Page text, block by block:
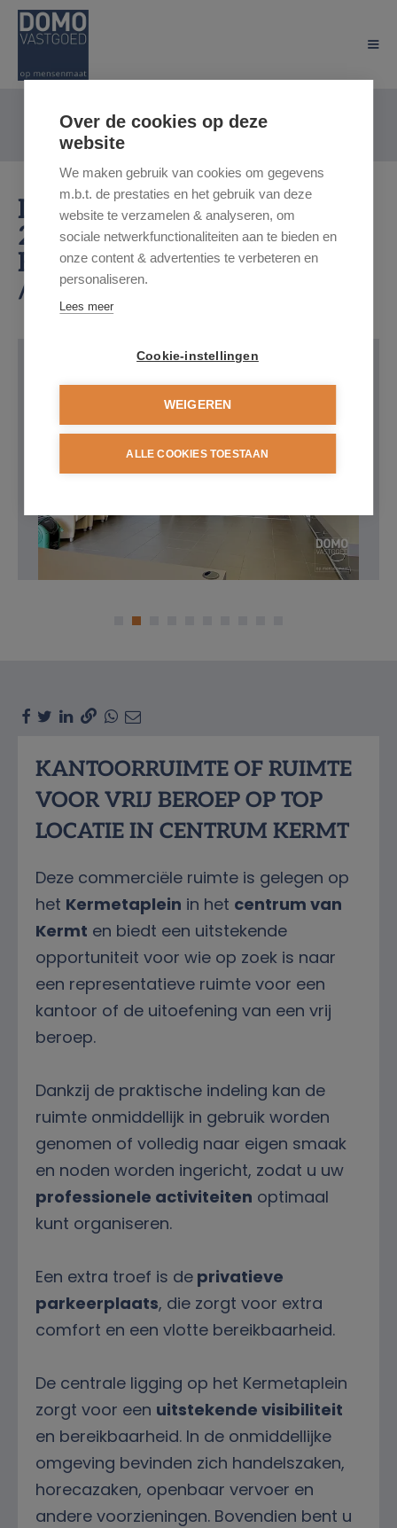
Diestersteenweg 206 /
20, 3510 Hasselt
Huurprijs: € 1.500
/maand
Omschrijving
KANTOORRUIMTE OF RUIMTE
VOOR VRIJ BEROEP OP TOP
LOCATIE IN CENTRUM KERMT
Deze commerciële ruimte is gelegen op
het Kermetaplein in het centrum van
Kermt en biedt een uitstekende
opportuniteit voor wie op zoek is naar
een representatieve ruimte voor een
kantoor of de uitoefening van een vrij
beroep.
Dankzij de praktische indeling kan de
ruimte onmiddellijk in gebruik worden
genomen of volledig naar eigen smaak
en noden worden ingericht, zodat u uw
professionele activiteiten optimaal
kunt organiseren.
Een extra troef is de privatieve
parkeerplaats, die zorgt voor extra
comfort en een vlotte bereikbaarheid.
De centrale ligging op het Kermetaplein
zorgt voor een uitstekende visibiliteit
en bereikbaarheid. In de onmiddellijke
omgeving bevinden zich handelszaken,
horecazaken, openbaar vervoer en
andere voorzieningen. Bovendien bent u
Over de cookies op deze
website
We maken gebruik van cookies om gegevens
m.b.t. de prestaties en het gebruik van deze
website te verzamelen & analyseren, om
sociale netwerkfunctionaliteiten aan te bieden en
onze content & advertenties te verbeteren en
personaliseren.
Lees meer
Cookie-instellingen
WEIGEREN
ALLE COOKIES TOESTAAN